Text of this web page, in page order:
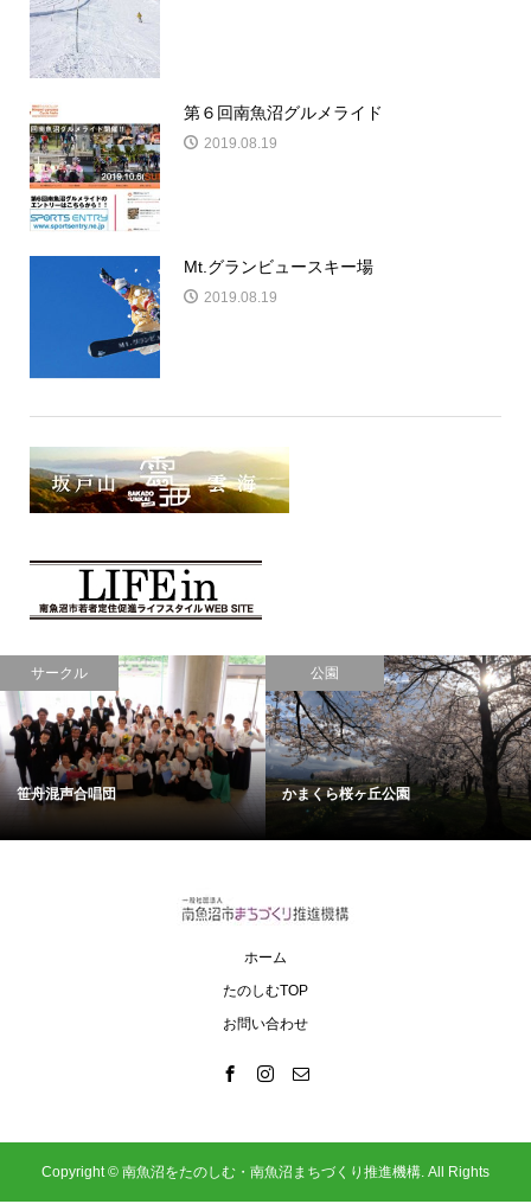
第６回南魚沼グルメライド
2019.08.19
Mt.グランビュースキー場
2019.08.19
サークル
笹舟混声合唱団
公園
かまくら桜ヶ丘公園
ホーム
たのしむTOP
お問い合わせ
Copyright © 南魚沼をたのしむ・南魚沼まちづくり推進機構. All Rights